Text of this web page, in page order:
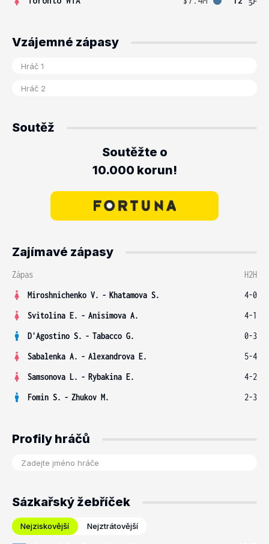
Vzájemné zápasy
Soutěž
Soutěžte o
10.000 korun!
Zajímavé zápasy
Zápas
H2H
Miroshnichenko V. - Khatamova S.
4-0
Svitolina E. - Anisimova A.
4-1
D'Agostino S. - Tabacco G.
0-3
Sabalenka A. - Alexandrova E.
5-4
Samsonova L. - Rybakina E.
4-2
Fomin S. - Zhukov M. 2-3
Profily hráčů
Sázkařský žebříček
Nejziskovější Nejztrátovější